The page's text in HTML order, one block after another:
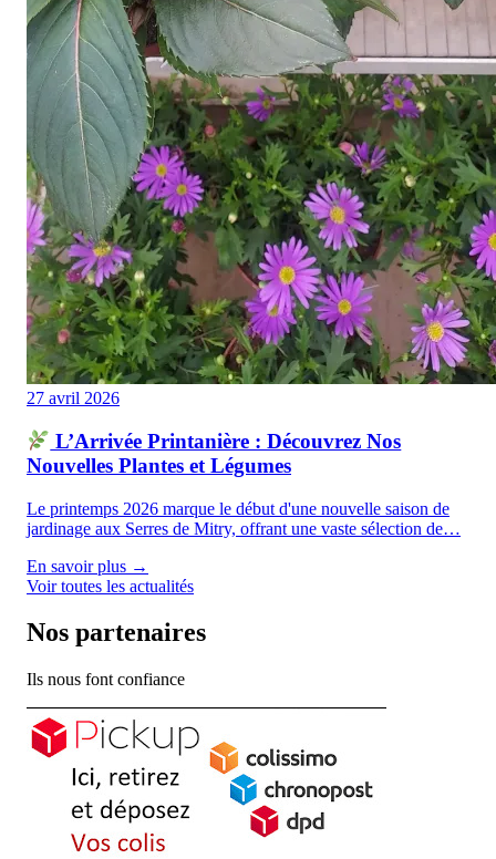
27 avril 2026
L’Arrivée Printanière : Découvrez Nos
Nouvelles Plantes et Légumes
Le printemps 2026 marque le début d'une nouvelle saison de
jardinage aux Serres de Mitry, offrant une vaste sélection de…
En savoir plus →
Voir toutes les actualités
Nos partenaires
Ils nous font confiance